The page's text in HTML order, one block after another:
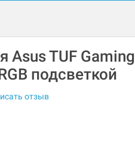
Asus TUF Gaming
подсветкой
отзыв